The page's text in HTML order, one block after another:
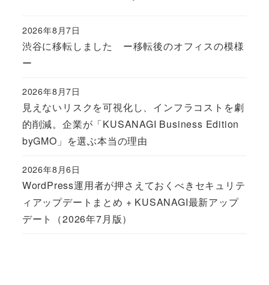
渋谷に移転しました ー移転後のオフィスの模様
ー
Published
2026年8月7日
見えないリスクを可視化し、インフラコストを劇
的削減。企業が「KUSANAGI Business Edition
byGMO」を選ぶ本当の理由
Published
2026年8月7日
WordPress運用者が押さえておくべきセキュリテ
ィアップデートまとめ + KUSANAGI最新アップ
デート（2026年7月版）
Published
2026年8月6日